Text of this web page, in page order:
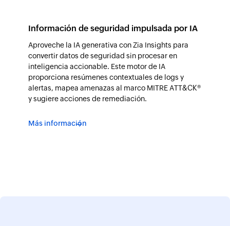
Información de seguridad impulsada por IA
Aproveche la IA generativa con Zia Insights para
convertir datos de seguridad sin procesar en
inteligencia accionable. Este motor de IA
proporciona resúmenes contextuales de logs y
alertas, mapea amenazas al marco MITRE ATT&CK®
y sugiere acciones de remediación.
Más información